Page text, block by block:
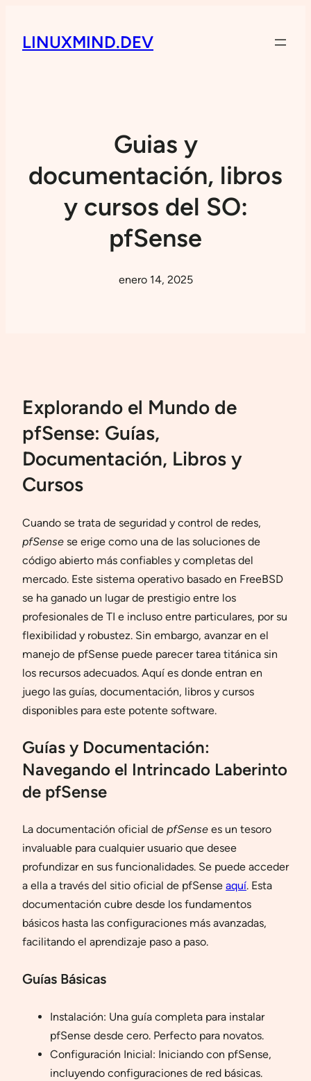
LINUXMIND.DEV
Guias y
documentación, libros
y cursos del SO:
pfSense
enero 14, 2025
Explorando el Mundo de
pfSense: Guías,
Documentación, Libros y
Cursos
Cuando se trata de seguridad y control de redes,
pfSense se erige como una de las soluciones de
código abierto más confiables y completas del
mercado. Este sistema operativo basado en FreeBSD
se ha ganado un lugar de prestigio entre los
profesionales de TI e incluso entre particulares, por su
flexibilidad y robustez. Sin embargo, avanzar en el
manejo de pfSense puede parecer tarea titánica sin
los recursos adecuados. Aquí es donde entran en
juego las guías, documentación, libros y cursos
disponibles para este potente software.
Guías y Documentación:
Navegando el Intrincado Laberinto
de pfSense
La documentación oficial de pfSense es un tesoro
invaluable para cualquier usuario que desee
profundizar en sus funcionalidades. Se puede acceder
a ella a través del sitio oficial de pfSense aquí. Esta
documentación cubre desde los fundamentos
básicos hasta las configuraciones más avanzadas,
facilitando el aprendizaje paso a paso.
Guías Básicas
Instalación: Una guía completa para instalar
pfSense desde cero. Perfecto para novatos.
Configuración Inicial: Iniciando con pfSense,
incluyendo configuraciones de red básicas.